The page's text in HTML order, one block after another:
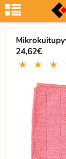
24,62€
★ ★ ★